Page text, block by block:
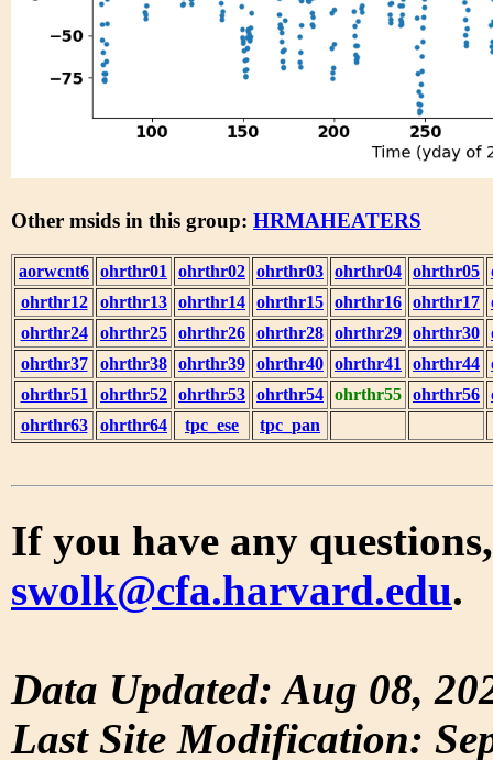
Other msids in this group: HRMAHEATERS
aorwcnt6 ohrthr01 ohrthr02 ohrthr03 ohrthr04 ohrthr05
ohrthr12
ohrthr13 ohrthr14 ohrthr15 ohrthr16 ohrthr17
ohrthr24
ohrthr25 ohrthr26 ohrthr28 ohrthr29 ohrthr30
ohrthr37
ohrthr38 ohrthr39 ohrthr40 ohrthr41 ohrthr44
ohrthr51
ohrthr52 ohrthr53 ohrthr54 ohrthr55 ohrthr56
ohrthr63
ohrthr64 tpc_ese tpc_pan
If you have any
swolk@cfa.harvard.edu.
Data Updated: Aug 08,
Last Site Modification: